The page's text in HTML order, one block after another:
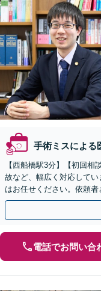
手術ミスによる
【西船橋駅3分】【初回
故など、幅広く対応して
はお任せください。依頼
果が得られるように尽力い
電話でお問い合